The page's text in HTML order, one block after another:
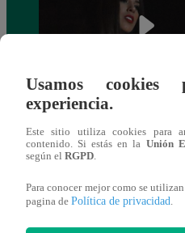
más unidas que nunca?
Usamos
experiencia.
Este sitio utiliza cookies para
contenido. Si estás en la Unión
según el RGPD
Para conocer mejor como se
pagina de Política de privacidad